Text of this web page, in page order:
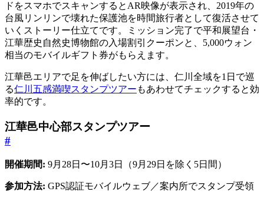
ドをスマホでスキャンするとAR映像が表示され、2019年の
台風リンリンで壊れた保護池を時間旅行者として復活させて
いくストーリー仕立てです。ミッション完了で平和展望台・
江華歴史自然史博物館の入場割引クーポンと、5,000ウォン
相当のモバイルギフト券がもらえます。
江華邑エリアで足を伸ばしたい方には、仁川全域を1日で巡
る仁川五感満喫スタンプツアー もあわせてチェックすると効
率的です。
江華邑中心部スタンプツアー
#
開催期間: 9月28日〜10月3日（9月29日を除く5日間）
参加方法: GPS認証モバイルウェブ／案内所でスタンプ受領